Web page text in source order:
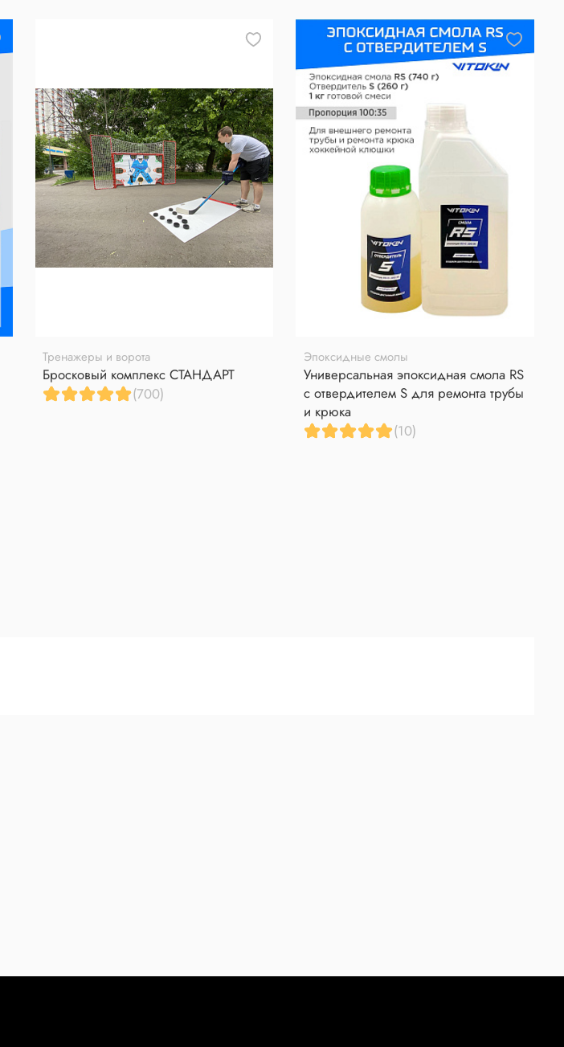
Тренажеры и ворота
Бросковый комплекс СТАНДАРТ
(700)
Эпоксидные смолы
Универсальная эпоксидная смола RS
с отвердителем S для ремонта трубы
и крюка
(10)